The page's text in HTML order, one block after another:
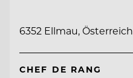
6352 Ellmau, Österreich
CHEF DE RANG